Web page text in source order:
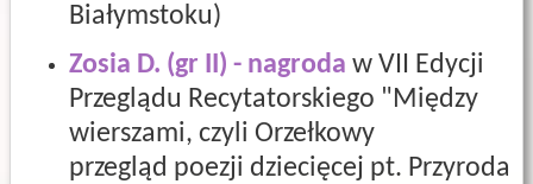
Białymstoku)
Zosia D. (gr II) - nagroda w VII Edycji
Przeglądu Recytatorskiego "Między
wierszami, czyli Orzełkowy
przegląd poezji dziecięcej pt. Przyroda